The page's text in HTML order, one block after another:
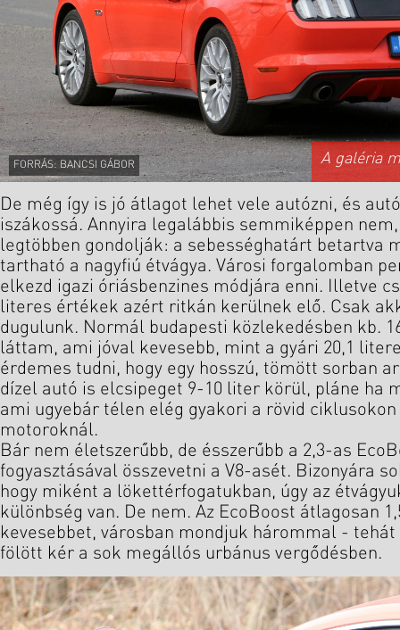
FORRÁS: BANCSI GÁBOR A galéria
De még így is jó átlagot lehet vele autózni, és
iszákossá. Annyira legalábbis semmiképpen
legtöbben gondolják: a sebességhatárt betartva
tartható a nagyfiú étvágya. Városi forgalomban
elkezd igazi óriásbenzines módjára enni. Illetve
literes értékek azért ritkán kerülnek elő. Csak
dugulunk. Normál budapesti közlekedésben kb.
láttam, ami jóval kevesebb, mint a gyári 20,1
érdemes tudni, hogy egy hosszú, tömött sorban
dízel autó is elcsipeget 9-10 liter körül, pláne ha
ami ugyebár télen elég gyakori a rövid
motoroknál.
Bár nem életszerűbb, de ésszerűbb a 2,3-as
fogyasztásával összevetni a V8-asét. Bizonyára
hogy miként a lökettérfogatukban, úgy az
különbség van. De nem. Az EcoBoost átlagosan
kevesebbet, városban mondjuk hárommal -
fölött kér a sok megállós urbánus vergődésben.